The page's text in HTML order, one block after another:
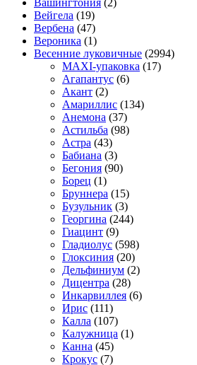
Вашингтония (2)
Вейгела (19)
Вербена (47)
Вероника (1)
Весенние луковичные (2994)
MAXI-упаковка (17)
Агапантус (6)
Акант (2)
Амариллис (134)
Анемона (37)
Астильба (98)
Астра (43)
Бабиана (3)
Бегония (90)
Борец (1)
Бруннера (15)
Бузульник (3)
Георгина (244)
Гиацинт (9)
Гладиолус (598)
Глоксиния (20)
Дельфиниум (2)
Дицентра (28)
Инкарвиллея (6)
Ирис (111)
Калла (107)
Калужница (1)
Канна (45)
Крокус (7)